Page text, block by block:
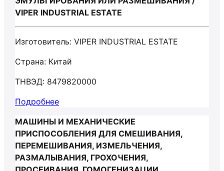
VIPER INDUSTRIAL ESTATE
Изготовитель: VIPER INDUSTRIAL ESTATE
Страна: Китай
ТНВЭД: 8479820000
Подробнее
МАШИНЫ И МЕХАНИЧЕСКИЕ
ПРИСПОСОБЛЕНИЯ ДЛЯ СМЕШИВАНИЯ,
ПЕРЕМЕШИВАНИЯ, ИЗМЕЛЬЧЕНИЯ,
РАЗМАЛЫВАНИЯ, ГРОХОЧЕНИЯ,